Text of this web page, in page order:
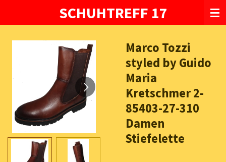
SCHUHTREFF 17
Marco Tozzi
styled by Guido
Maria
Kretschmer 2-
85403-27-310
Damen
Stiefelette